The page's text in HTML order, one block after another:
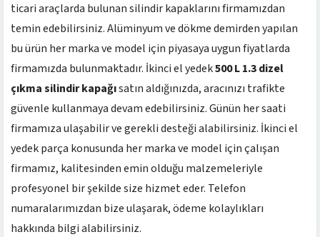
ticari araçlarda bulunan silindir kapaklarını firmamızdan
temin edebilirsiniz. Alüminyum ve dökme demirden yapılan
bu ürün her marka ve model için piyasaya uygun fiyatlarda
firmamızda bulunmaktadır. İkinci el yedek500 L 1.3 dizel
çıkma silindir kapağısatın aldığınızda, aracınızı trafikte
güvenle kullanmaya devam edebilirsiniz. Günün her saati
firmamıza ulaşabilir ve gerekli desteği alabilirsiniz. İkinci el
yedek parça konusunda her marka ve model için çalışan
firmamız, kalitesinden emin olduğu malzemeleriyle
profesyonel bir şekilde size hizmet eder. Telefon
numaralarımızdan bize ulaşarak, ödeme kolaylıkları
hakkında bilgi alabilirsiniz.